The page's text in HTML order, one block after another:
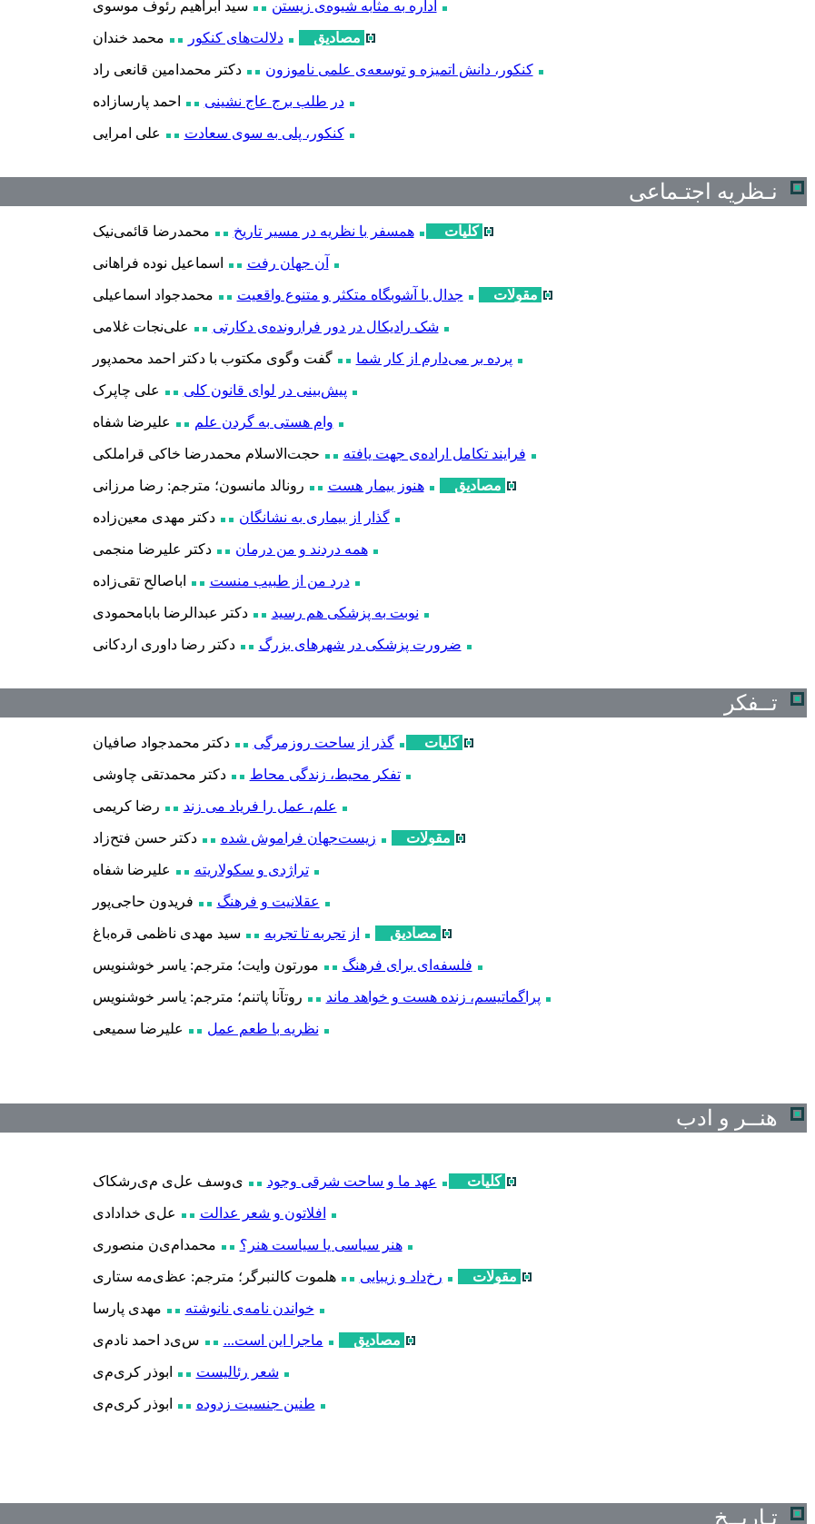
اداره به مثابه شیوه‌ی زیستن سید ابراهیم رئوف موسوی
مصادیق دلالت‌های کنکور محمد خندان
کنکور، دانش اتمیزه و توسعه‌ی علمی ناموزون دکتر محمدامین قانعی راد
در طلب برج عاج نشینی احمد پارسازاده
کنکور، پلی به سوی سعادت علی امرایی
نـظریه اجتـماعی
کلیات همسفر با نظریه در مسیر تاریخ محمدرضا قائمینیک
آن جهان رفت اسماعیل نوده فراهانی
مقولات جدال با آشوبگاه متکثر و متنوع واقعیت محمدجواد اسماعیلی
شک رادیکال در دور فرارونده‌ی دکارتی علینجات غلامی
پرده بر می‌دارم از کار شما گفت وگوی مکتوب با دکتر احمد محمدپور
پیش‌بینی در لوای قانون کلی علی چاپرک
وام هستی به گردن علم علیرضا شفاه
فرایند تکامل اراده‌ی جهت یافته حجت الاسلام محمدرضا خاکی قراملکی
مصادیق هنوز بیمار هست رونالد مانسون؛ مترجم: رضا مرزانی
گذار از بیماری به نشانگان دکتر مهدی معینزاده
همه دردند و من درمان دکتر علیرضا منجمی
درد من از طبیب منست اباصالح تقیزاده
نوبت به پزشکی هم رسید دکتر عبدالرضا بابامحمودی
ضرورت پزشکی در شهرهای بزرگ دکتر رضا داوری اردکانی
تــفکر
کلیات گذر از ساحت روزمرگی دکتر محمدجواد صافیان
تفکر محیط، زندگی محاط دکتر محمدتقی چاوشی
علم، عمل را فریاد می زند رضا کریمی
مقولات زیست‌جهان فراموش شده دکتر حسن فتح‌زاد
تراژدی و سکولاریته علیرضا شفاه
عقلانیت و فرهنگ فریدون حاجیپور
مصادیق از تجربه تا تجربه سید مهدی ناظمی قره‌باغ
فلسفه‌ای برای فرهنگ مورتون وایت؛ مترجم: یاسر خوشنویس
پراگماتیسم، زنده هست و خواهد ماند روتآنا پاتنم؛ مترجم: یاسر خوشنویس
نظریه با طعم عمل علیرضا سمیعی
هنــر و ادب
کلیات عهد ما و ساحت شرقی وجود یوسف علی میرشکاک
افلاتون و شعر عدالت علی خدادادی
هنر سیاسی یا سیاست هنر؟ محمدامین منصور ی
مقولات رخ‌داد و زیبایی هلموت کالنبرگر؛ مترجم: عظیمه ستار ی
خواندن نامه‌ی نانوشته مهدی پارسا
مصادیق ماجرا این است... سید احمد نادمی
شعر رئالیست ابوذر کر یمی
طنین جنسیت زدوده ابوذر کر یمی
تـاریــخ